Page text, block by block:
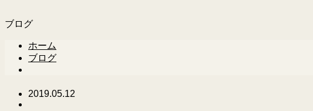
ブログ
ホーム
ブログ
2019.05.12